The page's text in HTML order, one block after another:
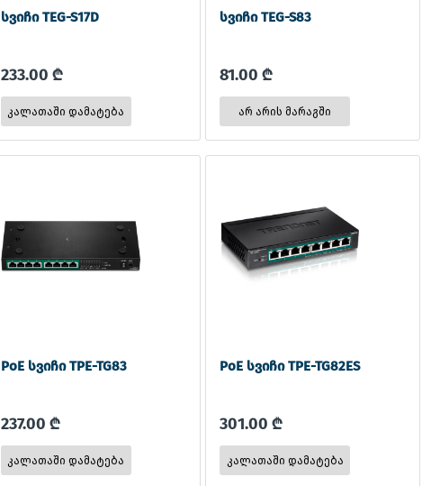
სვიჩი TEG-S17D
233.00 ₾
სვიჩი TEG-S83
81.00 ₾
არ არის მარაგში
PoE სვიჩი TPE-TG83
237.00 ₾
PoE სვიჩი TPE-TG82ES
301.00 ₾